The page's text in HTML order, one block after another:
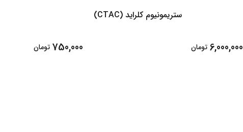
6,000,000 تومان
ستریمونیوم کلراید (CTAC)
750,000 تومان